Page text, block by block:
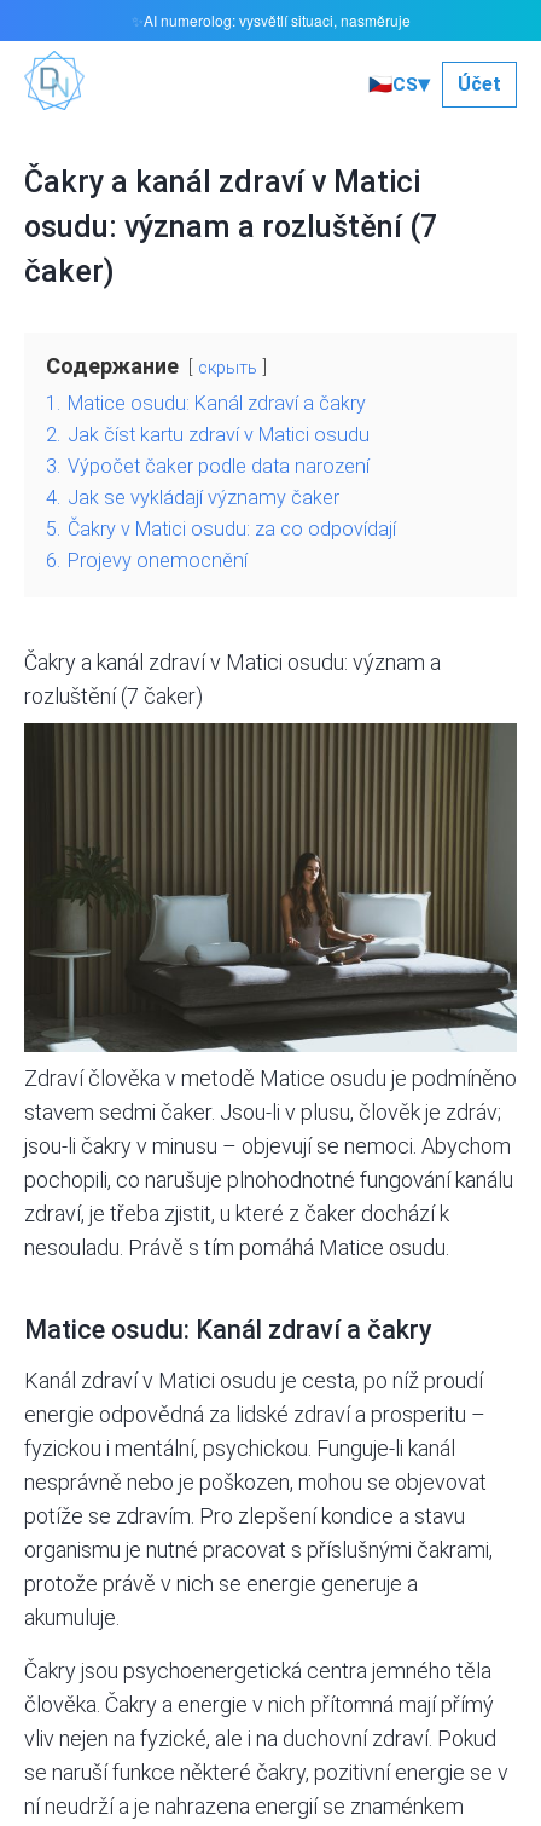
🇨🇿CS▾ Účet
Čakry a kanál zdraví v Matici
osudu: význam a rozluštění (7
čaker)
Содержание скрыть
1. Matice osudu: Kanál zdraví a čakry
2. Jak číst kartu zdraví v Matici osudu
3. Výpočet čaker podle data narození
4. Jak se vykládají významy čaker
5. Čakry v Matici osudu: za co odpovídají
6. Projevy onemocnění
Čakry a kanál zdraví v Matici osudu: význam a
rozluštění (7 čaker)
Zdraví člověka v metodě Matice osudu je podmíněno
stavem sedmi čaker. Jsou-li v plusu, člověk je zdráv;
jsou-li čakry v minusu – objevují se nemoci. Abychom
pochopili, co narušuje plnohodnotné fungování kanálu
zdraví, je třeba zjistit, u které z čaker dochází k
nesouladu. Právě s tím pomáhá Matice osudu.
Matice osudu: Kanál zdraví a čakry
Kanál zdraví v Matici osudu je cesta, po níž proudí
energie odpovědná za lidské zdraví a prosperitu –
fyzickou i mentální, psychickou. Funguje-li kanál
nesprávně nebo je poškozen, mohou se objevovat
potíže se zdravím. Pro zlepšení kondice a stavu
organismu je nutné pracovat s příslušnými čakrami,
protože právě v nich se energie generuje a
akumuluje.
Čakry jsou psychoenergetická centra jemného těla
člověka. Čakry a energie v nich přítomná mají přímý
vliv nejen na fyzické, ale i na duchovní zdraví. Pokud
se naruší funkce některé čakry, pozitivní energie se v
ní neudrží a je nahrazena energií se znaménkem
✨AI numerolog: vysvětlí situaci, nasměruje